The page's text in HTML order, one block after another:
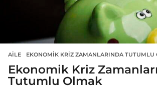
AILE EKONOMIK KRIZ ZAMANLARINDA TUTUMLU
Ekonomik Kriz
Tutumlu Olmak